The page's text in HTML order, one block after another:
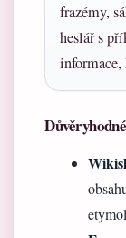
frazémy,
heslář s
informace,